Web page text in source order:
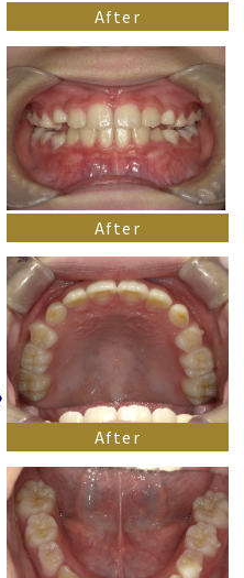
After
After
After